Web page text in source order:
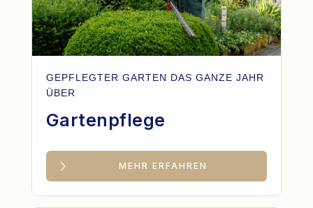
GEPFLEGTER GARTEN DAS GANZE JAHR
ÜBER
Gartenpflege
MEHR ERFAHREN